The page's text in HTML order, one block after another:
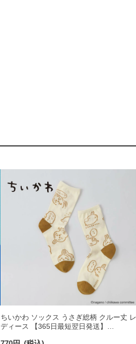
ちいかわ ソックス うさぎ総柄 クルー丈 レ
ディース 【365日最短翌日発送】